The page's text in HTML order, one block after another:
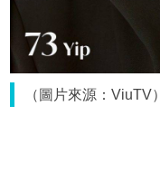
（圖片來源：ViuTV）